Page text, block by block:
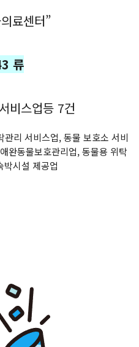
료센터”
류
비스업등 7건
리 서비스업, 동물 보호소 서비
완동물보호관리업, 동물용 위탁
박시설 제공업